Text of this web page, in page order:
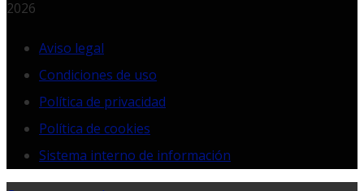
2026
Aviso legal
Condiciones de uso
Política de privacidad
Política de cookies
Sistema interno de información